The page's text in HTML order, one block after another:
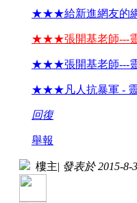
★★★給新進網友的
★★★張開基老師---
★★★張開基老師---
★★★凡人抗暴軍 -
回復
舉報
樓主| 發表於 2015-8-